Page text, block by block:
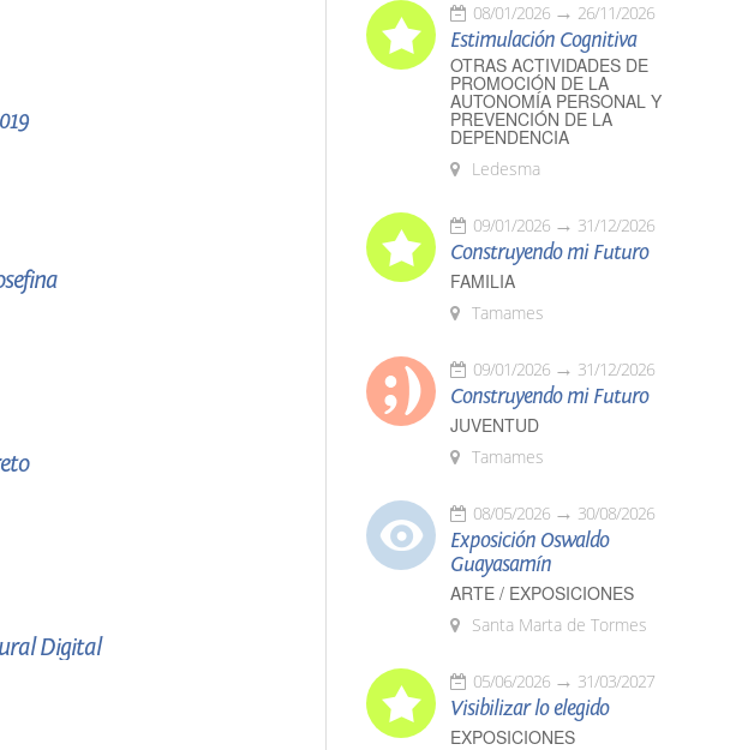
Digital
08/01/2026 26/11/2026
Estimulación Cognitiva
OTRAS ACTIVIDADES DE
PROMOCIÓN DE LA
AUTONOMÍA PERSONAL Y
PREVENCIÓN DE LA
DEPENDENCIA
Ledesma
09/01/2026 31/12/2026
Construyendo mi Futuro
FAMILIA
Tamames
09/01/2026 31/12/2026
Construyendo mi Futuro
JUVENTUD
Tamames
08/05/2026 30/08/2026
Exposición Oswaldo
Guayasamín
ARTE / EXPOSICIONES
Santa Marta de Tormes
05/06/2026 31/03/2027
Visibilizar lo elegido
EXPOSICIONES